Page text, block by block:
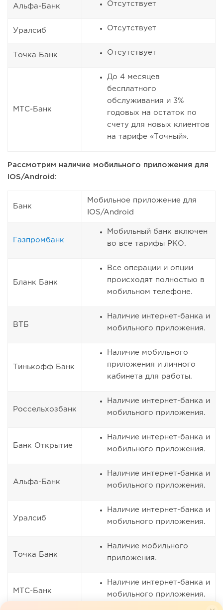
Альфа-Банк Отсутствует
Уралсиб Отсутствует
Точка Банк Отсутствует
МТС-Банк
До 4 месяцев
бесплатного
обслуживания и 3%
годовых на остаток по
счету для новых клиентов
на тарифе «Точный».
Рассмотрим наличие мобильного приложения для
IOS/Android:
Банк
Мобильное приложение для
IOS/Android
Газпромбанк
Мобильный банк включен
во все тарифы РКО.
Бланк Банк
Все операции и опции
происходят полностью в
мобильном телефоне.
ВТБ
Наличие интернет-банка и
мобильного приложения.
Тинькофф Банк
Наличие мобильного
приложения и личного
кабинета для работы.
Россельхозбанк
Наличие интернет-банка и
мобильного приложения.
Банк Открытие
Наличие интернет-банка и
мобильного приложения.
Альфа-Банк
Наличие интернет-банка и
мобильного приложения.
Уралсиб
Наличие интернет-банка и
мобильного приложения.
Точка Банк
Наличие мобильного
приложения.
МТС-Банк
Наличие интернет-банка и
мобильного приложения.